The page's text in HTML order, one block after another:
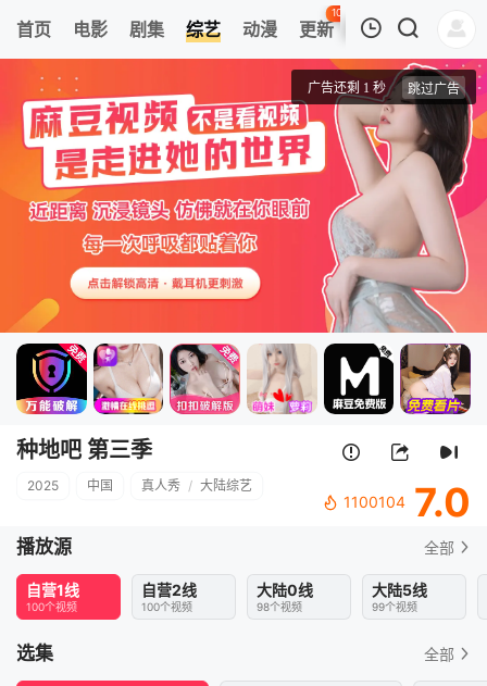
首页 电影 剧集 综艺 动漫 更新
100
热榜 APP
20250713(加更版第20期)
种地吧 第三季
清空
种地吧 第三季
2025 中国 真人秀 / 大陆综艺
1100104 7.0
播放源 全部
自营1线
100个视频
自营2线
100个视频
大陆0线
98个视频
大陆5线
99个视频
选集 全部